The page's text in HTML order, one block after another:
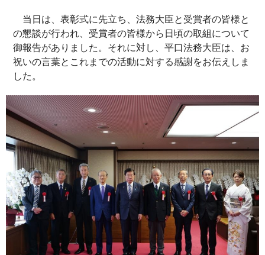
当日は、表彰式に先立ち、法務大臣と受賞者の皆様と
の懇談が行われ、受賞者の皆様から日頃の取組について
御報告がありました。それに対し、平口法務大臣は、お
祝いの言葉とこれまでの活動に対する感謝をお伝えしま
した。